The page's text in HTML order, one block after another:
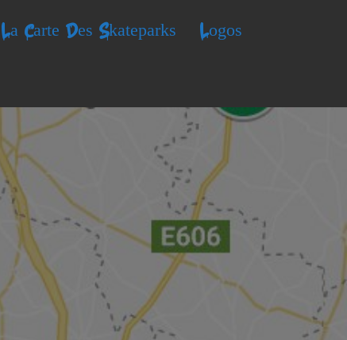
La Carte Des Skateparks Logos